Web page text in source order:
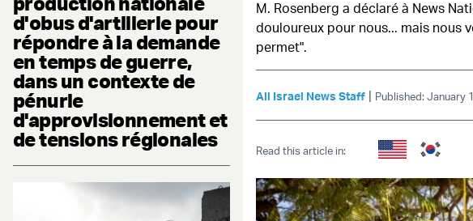
d'obus d'artillerie pour
répondre à la demande
en temps de guerre,
dans un contexte de
pénurie
d'approvisionnement et
de tensions régionales
M. Rosenberg a déclaré à News
douloureux pour nous... mais nous
permet".
All Israel News Staff | Published: January
Read this article in: